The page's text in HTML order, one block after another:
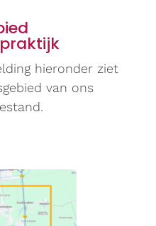
hieronder ziet
van ons